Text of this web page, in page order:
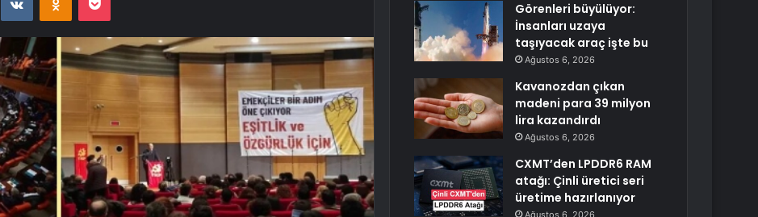
Görenleri büyülüyor:
İnsanları uzaya
taşıyacak araç işte bu
Ağustos 6, 2026
Kavanozdan çıkan
madeni para 39 milyon
lira kazandırdı
Ağustos 6, 2026
CXMT’den LPDDR6 RAM
atağı: Çinli üretici seri
üretime hazırlanıyor
Ağustos 6, 2026